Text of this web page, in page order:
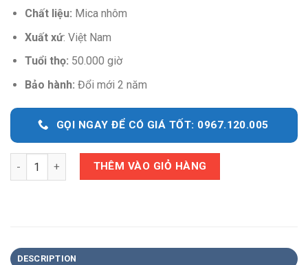
Chất liệu: Mica nhôm
Xuất xứ: Việt Nam
Tuổi thọ: 50.000 giờ
Bảo hành: Đổi mới 2 năm
GỌI NGAY ĐỂ CÓ GIÁ TỐT: 0967.120.005
Quantity THÊM VÀO GIỎ HÀNG
DESCRIPTION